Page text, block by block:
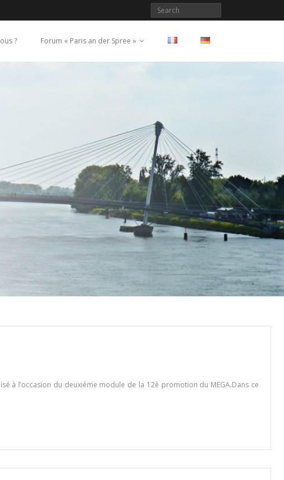
? Forum « Paris an der Spree »
à l’occasion du deuxième module de la 12è promotion du MEGA.Dans ce